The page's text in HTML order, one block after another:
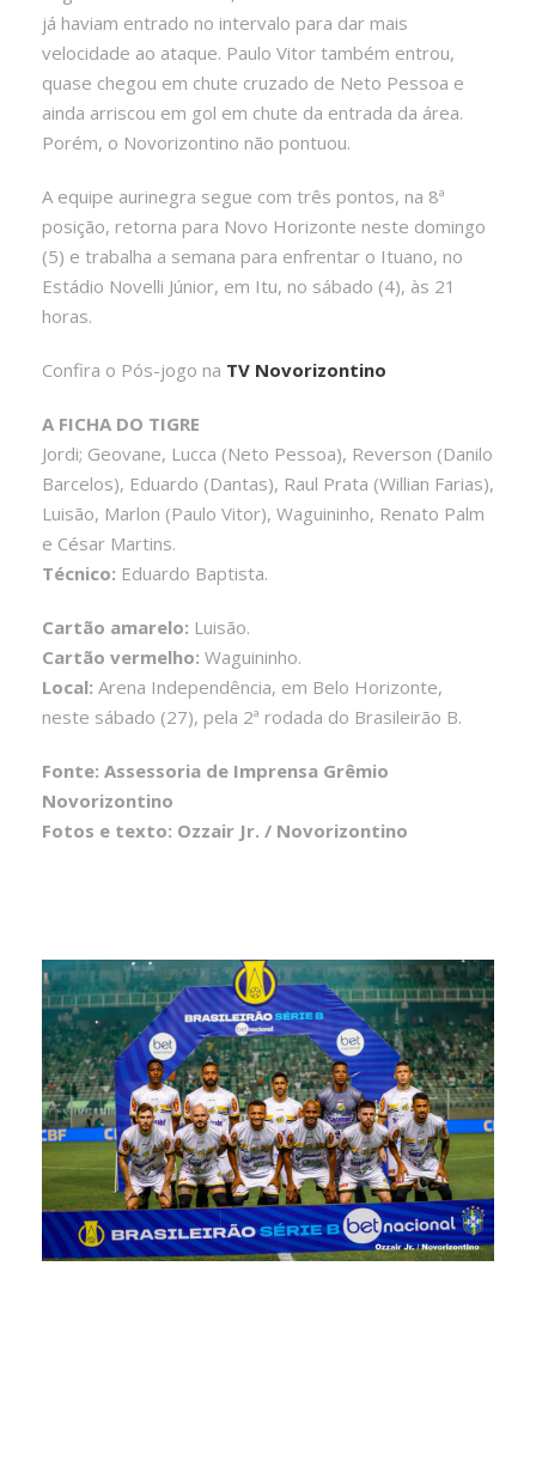
já haviam entrado no intervalo para dar mais
velocidade ao ataque. Paulo Vitor também entrou,
quase chegou em chute cruzado de Neto Pessoa e
ainda arriscou em gol em chute da entrada da área.
Porém, o Novorizontino não pontuou.
A equipe aurinegra segue com três pontos, na 8ª
posição, retorna para Novo Horizonte neste domingo
(5) e trabalha a semana para enfrentar o Ituano, no
Estádio Novelli Júnior, em Itu, no sábado (4), às 21
horas.
Confira o Pós-jogo na TV Novorizontino
A FICHA DO TIGRE
Jordi; Geovane, Lucca (Neto Pessoa), Reverson (Danilo
Barcelos), Eduardo (Dantas), Raul Prata (Willian Farias),
Luisão, Marlon (Paulo Vitor), Waguininho, Renato Palm
e César Martins.
Técnico: Eduardo Baptista.
Cartão amarelo: Luisão.
Cartão vermelho: Waguininho.
Local: Arena Independência, em Belo Horizonte,
neste sábado (27), pela 2ª rodada do Brasileirão B.
Fonte: Assessoria de Imprensa Grêmio
Novorizontino
Fotos e texto: Ozzair Jr. / Novorizontino